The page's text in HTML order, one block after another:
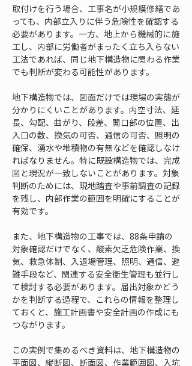
取付けを行う場合、工事名が小規模修繕であ
っても、内部立入りに伴う危険性を確認する
必要があります。一方、地上から機械的に施
工し、内部に労働者がまったく立ち入らない
工法であれば、同じ地下構造物に関わる作業
でも判断が変わる可能性があります。
地下構造物では、図面だけでは現場の実態が
分かりにくいことがあります。内空寸法、延
長、勾配、曲がり、段差、開口部の位置、出
入口の数、換気の可否、通信の可否、照明の
確保、湧水や堆積物の有無などを確認しなけ
ればなりません。特に既設構造物では、完成
図と現況が一致しないことがあります。対象
判断のためには、現地踏査や事前調査の記録
を残し、内部作業の範囲を明確にすることが
有効です。
また、地下構造物の工事では、88条申請の
対象確認だけでなく、酸素欠乏危険作業、換
気、救急体制、入退場管理、照明、通信、避
難手段など、関連する安全衛生管理も並行し
て検討する必要があります。届出対象かどう
かを判断する過程で、これらの情報を整理し
ておくと、施工計画書や安全計画の作成にも
つながります。
この実例で集めるべき資料は、地下構造物の
平面図、縦断図、断面図、作業範囲図、入坑